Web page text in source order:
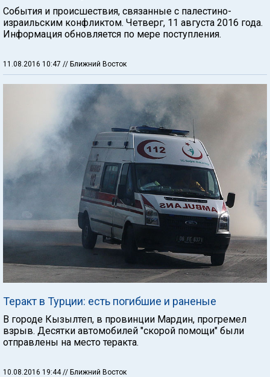
События и происшествия, связанные с палестино-
израильским конфликтом. Четверг, 11 августа 2016 года.
Информация обновляется по мере поступления.
11.08.2016 10:47 // Ближний Восток
Теракт в Турции: есть погибшие и раненые
В городе Кызылтеп, в провинции Мардин, прогремел
взрыв. Десятки автомобилей "скорой помощи" были
отправлены на место теракта.
10.08.2016 19:44 // Ближний Восток